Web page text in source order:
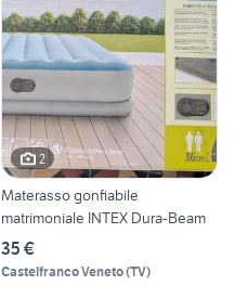
2
Materasso gonfiabile
matrimoniale INTEX Dura-Beam
35 €
Castelfranco Veneto(TV)